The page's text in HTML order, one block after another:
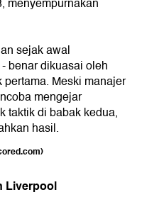
menyempurnakan
sejak awal
benar dikuasai oleh
Meski manajer
mengejar
taktik di babak kedua,
hasil.
Liverpool